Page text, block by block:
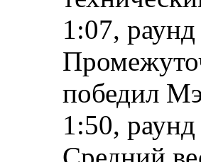
1:07, раунд
победил
1:50, раунд